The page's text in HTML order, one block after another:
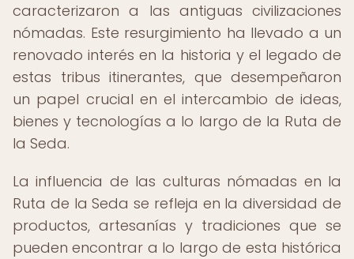
caracterizaron a las antiguas civilizaciones
nómadas. Este resurgimiento ha llevado a un
renovado interés en la historia y el legado de
estas tribus itinerantes, que desempeñaron
un papel crucial en el intercambio de ideas,
bienes y tecnologías a lo largo de la Ruta de
la Seda.
La influencia de las culturas nómadas en la
Ruta de la Seda se refleja en la diversidad de
productos, artesanías y tradiciones que se
pueden encontrar a lo largo de esta histórica